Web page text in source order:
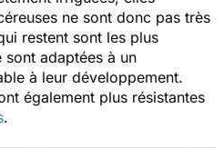
ne sont donc pas très
restent sont les plus
sont adaptées à un
à leur développement.
également plus résistantes
.